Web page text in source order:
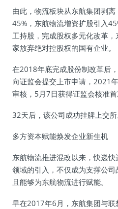
由此，物流板块从东航集团剥
45%，东航物流增资扩股引入
工持股，完成股权多元化改革
家放弃绝对控股权的国有企业。
在2018年底完成股份制改革后
向证监会提交上市申请，2021
审核，5月7日获得证监会核准首
32天后，该公司成功挂牌上交所
多方资本赋能焕发企业新生机
东航物流推进混改以来，快递
领域的引入，不仅成为支撑公
且能够为东航物流进行赋能。
早在2017年6月，东航集团与